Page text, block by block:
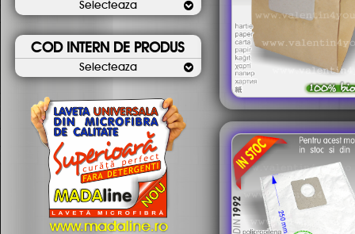
Selecteaza
COD INTERN DE PRODUS
Selecteaza